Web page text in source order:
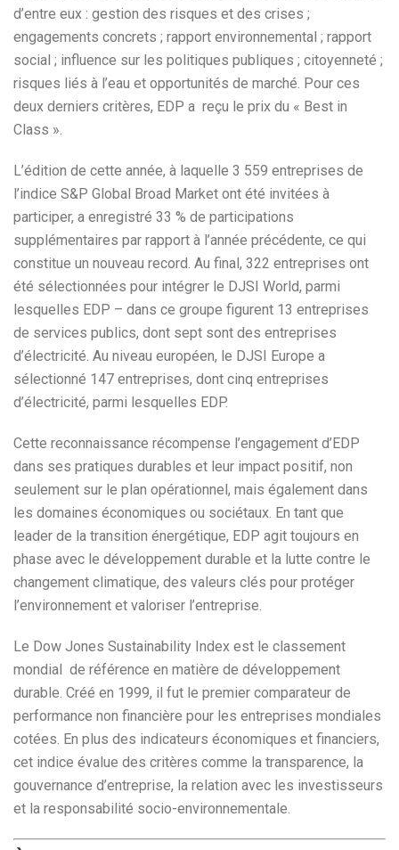
d’entre eux : gestion des risques et des crises ;
engagements concrets ; rapport environnemental ; rapport
social ; influence sur les politiques publiques ; citoyenneté ;
risques liés à l’eau et opportunités de marché. Pour ces
deux derniers critères, EDP a reçu le prix du « Best in
Class ».
L’édition de cette année, à laquelle 3 559 entreprises de
l’indice S&P Global Broad Market ont été invitées à
participer, a enregistré 33 % de participations
supplémentaires par rapport à l’année précédente, ce qui
constitue un nouveau record. Au final, 322 entreprises ont
été sélectionnées pour intégrer le DJSI World, parmi
lesquelles EDP – dans ce groupe figurent 13 entreprises
de services publics, dont sept sont des entreprises
d’électricité. Au niveau européen, le DJSI Europe a
sélectionné 147 entreprises, dont cinq entreprises
d’électricité, parmi lesquelles EDP.
Cette reconnaissance récompense l’engagement d’EDP
dans ses pratiques durables et leur impact positif, non
seulement sur le plan opérationnel, mais également dans
les domaines économiques ou sociétaux. En tant que
leader de la transition énergétique, EDP agit toujours en
phase avec le développement durable et la lutte contre le
changement climatique, des valeurs clés pour protéger
l’environnement et valoriser l’entreprise.
Le Dow Jones Sustainability Index est le classement
mondial de référence en matière de développement
durable. Créé en 1999, il fut le premier comparateur de
performance non financière pour les entreprises mondiales
cotées. En plus des indicateurs économiques et financiers,
cet indice évalue des critères comme la transparence, la
gouvernance d’entreprise, la relation avec les investisseurs
et la responsabilité socio-environnementale.